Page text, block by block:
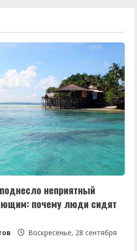
неприятный
почему люди сидят
Воскресенье, 28 сентября